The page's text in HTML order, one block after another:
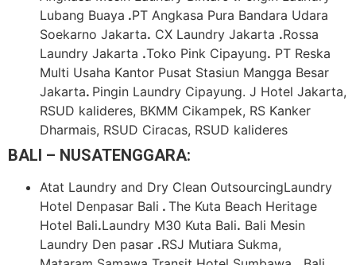
Lubang Buaya .PT Angkasa Pura Bandara Udara
Soekarno Jakarta. CX Laundry Jakarta .Rossa
Laundry Jakarta .Toko Pink Cipayung. PT Reska
Multi Usaha Kantor Pusat Stasiun Mangga Besar
Jakarta. Pingin Laundry Cipayung. J Hotel Jakarta,
RSUD kalideres, BKMM Cikampek, RS Kanker
Dharmais, RSUD Ciracas, RSUD kalideres
BALI – NUSATENGGARA:
Atat Laundry and Dry Clean OutsourcingLaundry
Hotel Denpasar Bali . The Kuta Beach Heritage
Hotel Bali.Laundry M30 Kuta Bali. Bali Mesin
Laundry Den pasar .RSJ Mutiara Sukma,